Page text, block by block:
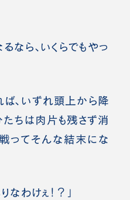
なら、いくらでもやっ
、いずれ頭上から降
ちは肉片も残さず消
ってそんな結末にな
なわけぇ！？」